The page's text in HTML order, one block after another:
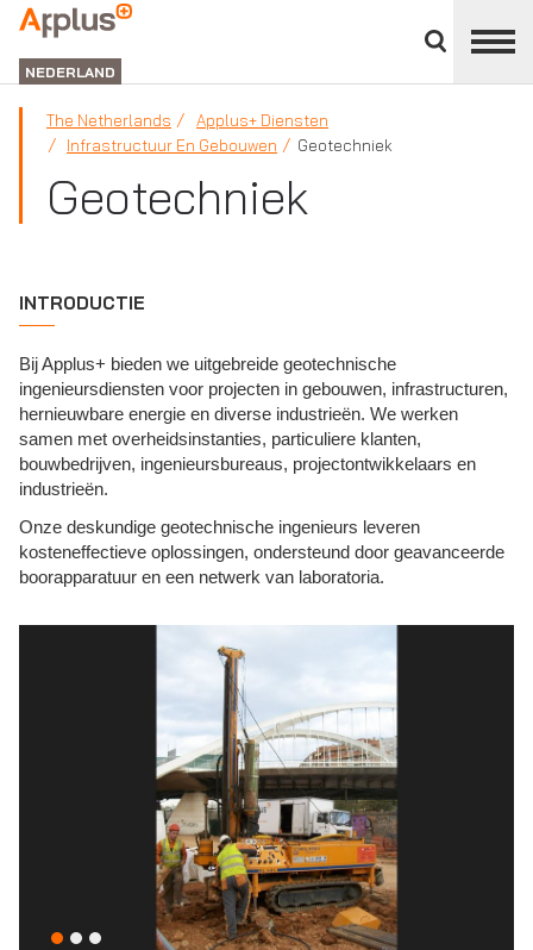
divisions
panel
APPLUS+
NEDERLAND
The Netherlands
Applus+ Diensten
Infrastructuur En Gebouwen
Geotechniek
Geotechniek
INTRODUCTIE
Bij Applus+ bieden we uitgebreide geotechnische
ingenieursdiensten voor projecten in gebouwen, infrastructuren,
hernieuwbare energie en diverse industrieën. We werken
samen met overheidsinstanties, particuliere klanten,
bouwbedrijven, ingenieursbureaus, projectontwikkelaars en
industrieën.
Onze deskundige geotechnische ingenieurs leveren
kosteneffectieve oplossingen, ondersteund door geavanceerde
boorapparatuur en een netwerk van laboratoria.